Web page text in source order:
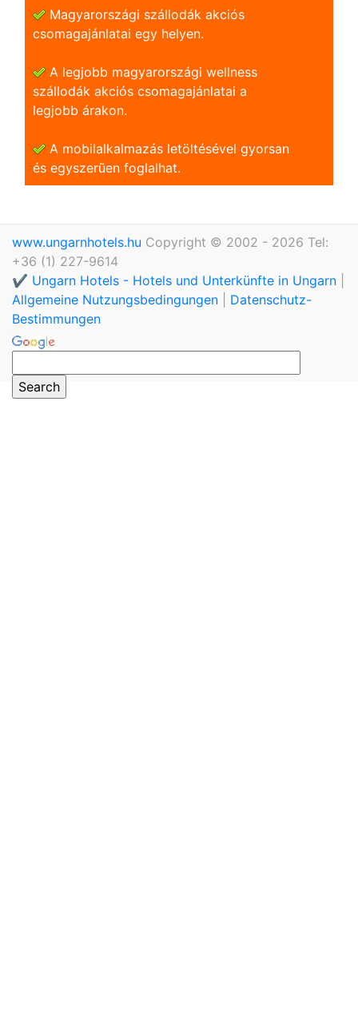
Magyarországi szállodák akciós
csomagajánlatai egy helyen.
A legjobb magyarországi wellness
szállodák akciós csomagajánlatai a
legjobb árakon.
A mobilalkalmazás letöltésével gyorsan
és egyszerũen foglalhat.
www.ungarnhotels.hu Copyright © 2002 - 2026 Tel:
+36 (1) 227-9614
✔️ Ungarn Hotels - Hotels und Unterkünfte in Ungarn
Allgemeine Nutzungsbedingungen
Datenschutz-
Bestimmungen